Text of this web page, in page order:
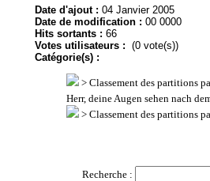
Date d'ajout : 04 Janvier 2005
Date de modification : 00 0000
Hits sortants : 66
Votes utilisateurs : (0 vote(s))
Catégorie(s) :
> Classement des partitions
Herr, deine Augen sehen nach
> Classement des partitions
Recherche :